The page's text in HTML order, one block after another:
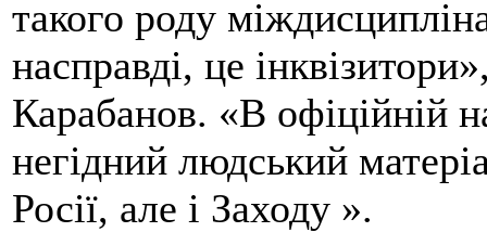
такого роду
насправді, це
Карабанов. «В офіційній
негідний людський
Росії, але і Заходу ».